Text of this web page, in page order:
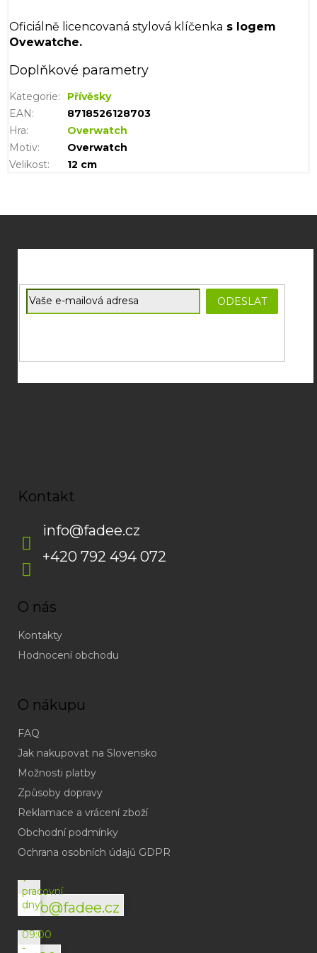
Oficiálně licencovaná stylová klíčenka s logem
Ovewatche.
Doplňkové parametry
Kategorie:
Přívěsky
EAN:
8718526128703
Hra:
Overwatch
Motiv:
Overwatch
Velikost: 12 cm
E-mail
ODESLAT
Kontakt
info@fadee.cz
+420 792 494 072
O nás
Kontakty
Hodnocení obchodu
O nákupu
FAQ
Jak nakupovat na Slovensko
Možnosti platby
Způsoby dopravy
Reklamace a vrácení zboží
Obchodní podmínky
Ochrana osobních údajů GDPR
info@fadee.cz
(odpověď
do
v
pracovní
dny)
(Po-
09:00
-